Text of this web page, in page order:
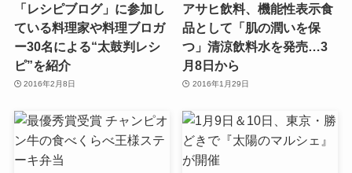
「レシピブログ」に参加し
ている料理家や料理ブロガ
ー30名による“太鼓判レシ
ピ”を紹介
2016年2月8日
アサヒ飲料、機能性表示食
品として「肌の潤いを保
つ」清涼飲料水を発売…3
月8日から
2016年1月29日